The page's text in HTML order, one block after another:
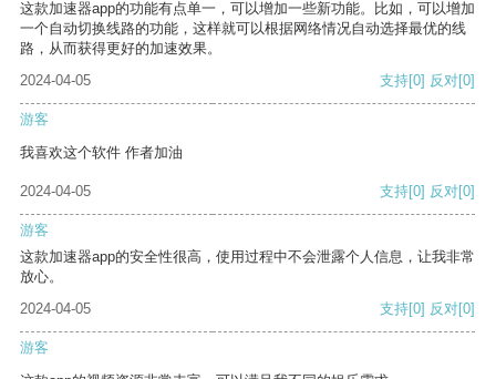
这款加速器app的功能有点单一，可以增加一些新功能。比如，可以增加
一个自动切换线路的功能，这样就可以根据网络情况自动选择最优的线
路，从而获得更好的加速效果。
2024-04-05
支持[0] 反对[0]
游客
我喜欢这个软件 作者加油
2024-04-05 支持[0] 反对[0]
游客
这款加速器app的安全性很高，使用过程中不会泄露个人信息，让我非常
放心。
2024-04-05
支持[0] 反对[0]
游客